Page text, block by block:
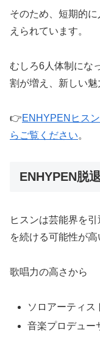
そのため、短期的
えられています。
むしろ6人体制にな
割が増え、新しい魅
👉ENHYPENヒス
らご覧ください。
ENHYPEN脱
ヒスンは芸能界を
を続ける可能性が高
歌唱力の高さから
ソロアーティス
音楽プロデュー